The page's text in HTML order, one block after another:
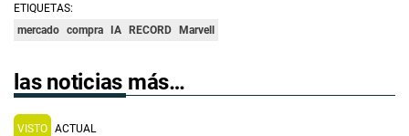
ETIQUETAS:
mercado compra IA RECORD Marvell
las noticias más…
VISTO ACTUAL